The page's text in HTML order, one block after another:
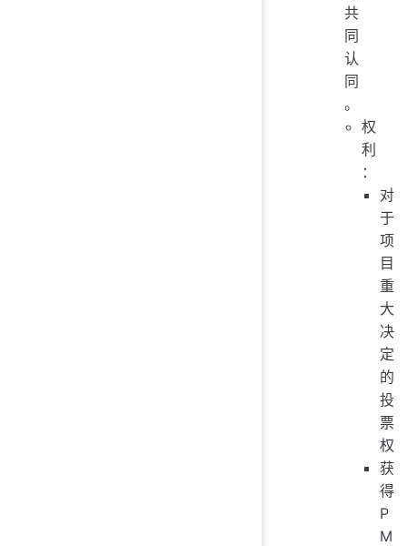
共
同
认
同
。
权
利
：
对
于
项
目
重
大
决
定
的
投
票
权
获
得
P
M